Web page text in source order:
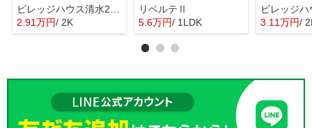
ビレッジハウス清水2号棟
2.91万円/ 2K
リベルテⅡ
5.6万円/ 1LDK 3.11万円/